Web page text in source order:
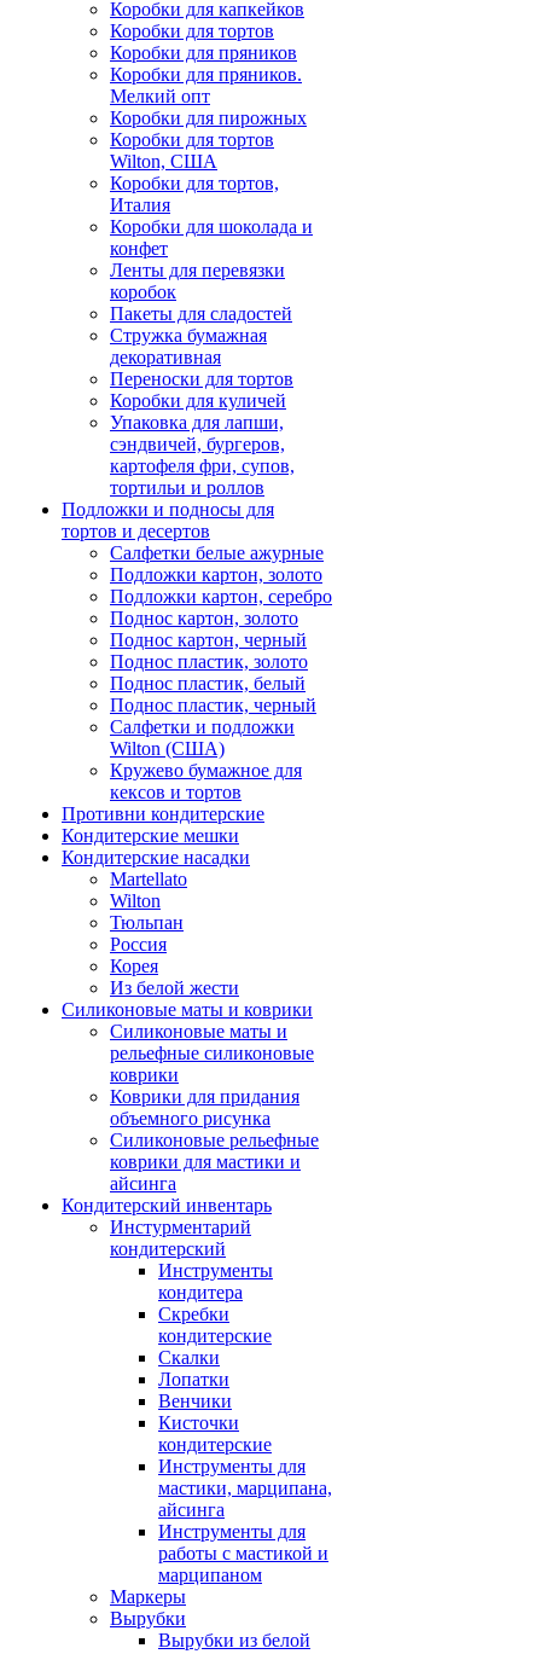
Коробки для капкейков
Коробки для тортов
Коробки для пряников
Коробки для пряников.
Мелкий опт
Коробки для пирожных
Коробки для тортов
Wilton, США
Коробки для тортов,
Италия
Коробки для шоколада и
конфет
Ленты для перевязки
коробок
Пакеты для сладостей
Стружка бумажная
декоративная
Переноски для тортов
Коробки для куличей
Упаковка для лапши,
сэндвичей, бургеров,
картофеля фри, супов,
тортильи и роллов
Подложки и подносы для
тортов и десертов
Салфетки белые ажурные
Подложки картон, золото
Подложки картон, серебро
Поднос картон, золото
Поднос картон, черный
Поднос пластик, золото
Поднос пластик, белый
Поднос пластик, черный
Салфетки и подложки
Wilton (США)
Кружево бумажное для
кексов и тортов
Противни кондитерские
Кондитерские мешки
Кондитерские насадки
Martellato
Wilton
Тюльпан
Россия
Корея
Из белой жести
Силиконовые маты и коврики
Силиконовые маты и
рельефные силиконовые
коврики
Коврики для придания
объемного рисунка
Силиконовые рельефные
коврики для мастики и
айсинга
Кондитерский инвентарь
Инстурментарий
кондитерский
Инструменты
кондитера
Скребки
кондитерские
Скалки
Лопатки
Венчики
Кисточки
кондитерские
Инструменты для
мастики, марципана,
айсинга
Инструменты для
работы с мастикой и
марципаном
Маркеры
Вырубки
Вырубки из белой